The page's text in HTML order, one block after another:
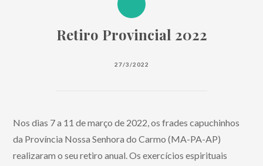
Retiro Provincial 2022
27/3/2022
Nos dias 7 a 11 de março de 2022, os frades capuchinhos
da Província Nossa Senhora do Carmo (MA-PA-AP)
realizaram o seu retiro anual. Os exercícios espirituais